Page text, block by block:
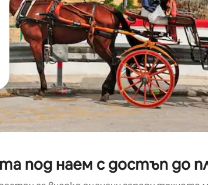
под наем с достъп до